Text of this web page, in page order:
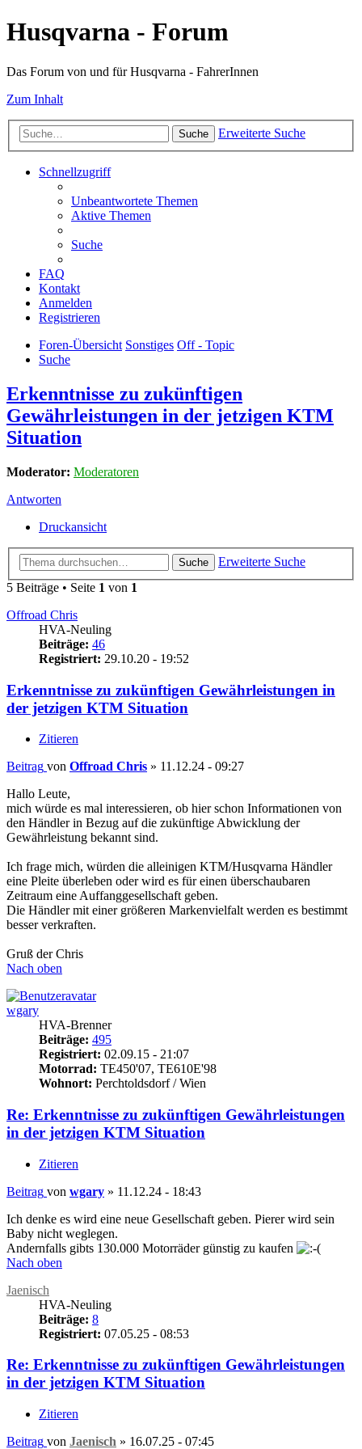
Husqvarna - Forum
Das Forum von und für Husqvarna - FahrerInnen
Zum Inhalt
Suche Erweiterte Suche
Schnellzugriff
Unbeantwortete Themen
Aktive Themen
Suche
FAQ
Kontakt
Anmelden
Registrieren
Foren-Übersicht Sonstiges Off - Topic
Suche
Erkenntnisse zu zukünftigen
Gewährleistungen in der jetzigen KTM
Situation
Moderator: Moderatoren
Antworten
Druckansicht
Suche
Erweiterte Suche
5 Beiträge • Seite 1 von 1
Offroad Chris
HVA-Neuling
Beiträge: 46
Registriert: 29.10.20 - 19:52
Erkenntnisse zu zukünftigen Gewährleistungen in
der jetzigen KTM Situation
Zitieren
Beitrag von Offroad Chris » 11.12.24 - 09:27
Hallo Leute,
mich würde es mal interessieren, ob hier schon Informationen von
den Händler in Bezug auf die zukünftige Abwicklung der
Gewährleistung bekannt sind.
Ich frage mich, würden die alleinigen KTM/Husqvarna Händler
eine Pleite überleben oder wird es für einen überschaubaren
Zeitraum eine Auffanggesellschaft geben.
Die Händler mit einer größeren Markenvielfalt werden es bestimmt
besser verkraften.
Gruß der Chris
Nach oben
wgary
HVA-Brenner
Beiträge: 495
Registriert: 02.09.15 - 21:07
Motorrad: TE450'07, TE610E'98
Wohnort: Perchtoldsdorf / Wien
Re: Erkenntnisse zu zukünftigen Gewährleistungen
in der jetzigen KTM Situation
Zitieren
Beitrag von wgary » 11.12.24 - 18:43
Ich denke es wird eine neue Gesellschaft geben. Pierer wird sein
Baby nicht weglegen.
Andernfalls gibts 130.000 Motorräder günstig zu kaufen
Nach oben
Jaenisch
HVA-Neuling
Beiträge: 8
Registriert: 07.05.25 - 08:53
Re: Erkenntnisse zu zukünftigen Gewährleistungen
in der jetzigen KTM Situation
Zitieren
Beitrag von Jaenisch » 16.07.25 - 07:45